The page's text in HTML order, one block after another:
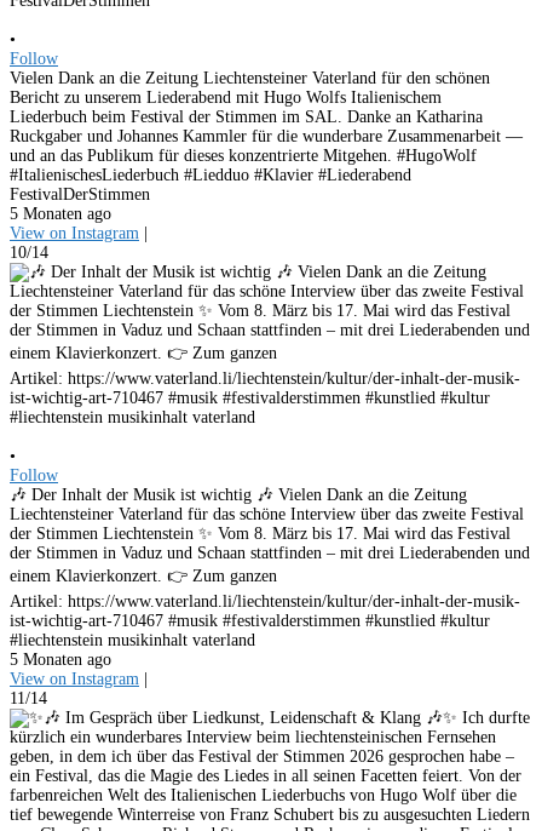
•
Follow
Vielen Dank an die Zeitung Liechtensteiner Vaterland für den schönen
Bericht zu unserem Liederabend mit Hugo Wolfs Italienischem
Liederbuch beim Festival der Stimmen im SAL. Danke an Katharina
Ruckgaber und Johannes Kammler für die wunderbare Zusammenarbeit —
und an das Publikum für dieses konzentrierte Mitgehen. #HugoWolf
#ItalienischesLiederbuch #Liedduo #Klavier #Liederabend
FestivalDerStimmen
5 Monaten ago
View on Instagram
10/14
•
Follow
🎶 Der Inhalt der Musik ist wichtig 🎶 Vielen Dank an die Zeitung
Liechtensteiner Vaterland für das schöne Interview über das zweite Festival
der Stimmen Liechtenstein ✨ Vom 8. März bis 17. Mai wird das Festival
der Stimmen in Vaduz und Schaan stattfinden – mit drei Liederabenden und
einem Klavierkonzert. 👉 Zum ganzen
Artikel: https://www.vaterland.li/liechtenstein/kultur/der-inhalt-der-musik-
ist-wichtig-art-710467 #musik #festivalderstimmen #kunstlied #kultur
#liechtenstein musikinhalt vaterland
5 Monaten ago
View on Instagram
11/14